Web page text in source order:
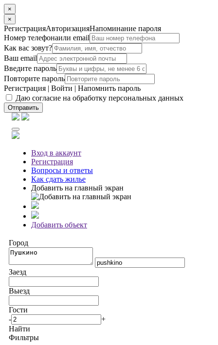
×
×
РегистрацияАвторизацияНапоминание пароля
Номер телефонаили email
Как вас зовут?
Ваш email
Введите пароль
Повторите пароль
Регистрация | Войти | Напомнить пароль
Даю согласие на обработку персональных данных
Отправить
Вход в аккаунт
Регистрация
Вопросы и ответы
Как сдать жилье
Добавить на главный экран
Добавить объект
Город
Заезд
Выезд
Гости
-
+
Найти
Фильтры